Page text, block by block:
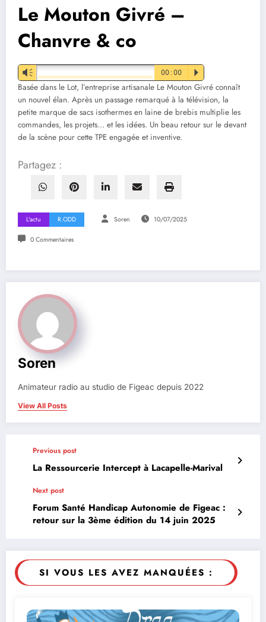
Le Mouton Givré –
Chanvre & co
Vm 00:00 P
Basée dans le Lot, l’entreprise artisanale Le Mouton Givré connaît
un nouvel élan. Après un passage remarqué à la télévision, la
petite marque de sacs isothermes en laine de brebis multiplie les
commandes, les projets… et les idées. Un beau retour sur le devant
de la scène pour cette TPE engagée et inventive.
Partagez :
L'actu R.ODD Soren 10/07/2025
0 Commentaires
Soren
Animateur radio au studio de Figeac depuis 2022
View All Posts
Previous post
La Ressourcerie Intercept à Lacapelle-Marival
Next post
Forum Santé Handicap Autonomie de Figeac :
retour sur la 3ème édition du 14 juin 2025
SI VOUS LES AVEZ MANQUÉES :